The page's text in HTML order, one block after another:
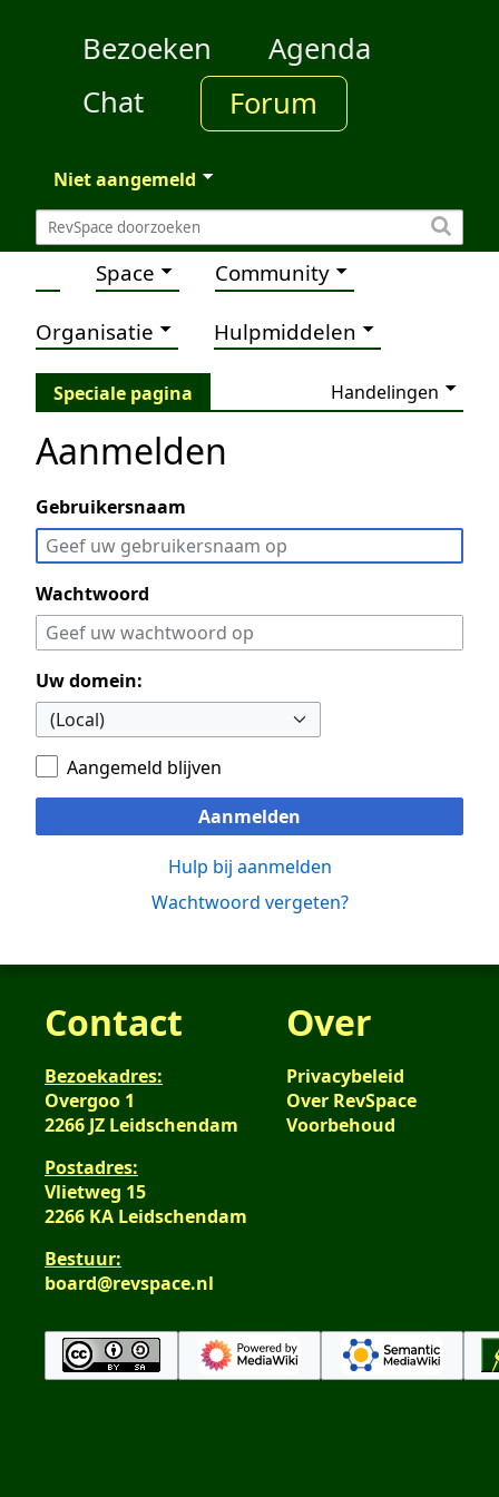
Bezoeken
Agenda
Chat
Forum
Niet aangemeld
Space Community
Organisatie Hulpmiddelen
Speciale pagina Handelingen
Aanmelden
Gebruikersnaam
Wachtwoord
Uw domein:
Aangemeld blijven
Aanmelden
Hulp bij aanmelden
Wachtwoord vergeten?
Contact
Bezoekadres:
Overgoo 1
2266 JZ Leidschendam
Postadres:
Vlietweg 15
2266 KA Leidschendam
Bestuur:
board@revspace.nl
Over
Privacybeleid
Over RevSpace
Voorbehoud